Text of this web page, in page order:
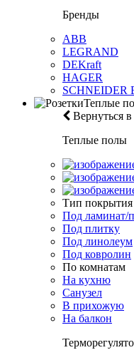
Бренды
ABB
LEGRAND
DEKraft
HAGER
SCHNEIDER
Теплые
Вернуться
Теплые полы
Тип покрытия
Под ламинат/
Под плитку
Под линолеум
Под ковролин
По комнатам
На кухню
Санузел
В прихожую
На балкон